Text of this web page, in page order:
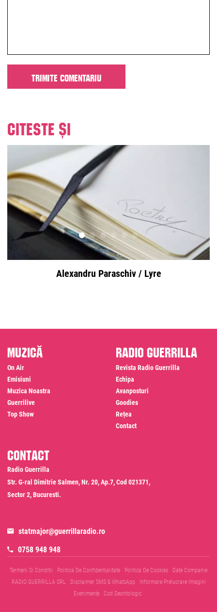
Citeste și
Alexandru Paraschiv / Lyre
Muzică
On Air
Emisiuni
Muzica Noastra
Guerrilive
Top Show
Radio Guerrilla
Revista Radio Guerrilla
Echipa
Avanposturi
Goodies
Rețea
Contact
Contact
Radio Guerrilla
Str. G-ral Dimitrie Salmen, Nr. 20, Ap.7, Cod 021371,
Sector 2, Bucuresti.
statmajor@guerrillaradio.ro
0758 948 948
Termeni Si Conditii Politica De Confidentialitate Politica De Cookies
Date Companie
RADIO GUERRILLA SRL
Disclaimer SMS & WhatsApp
Informare Prelucrare Imagini
Evenimente
Cod Deontologic